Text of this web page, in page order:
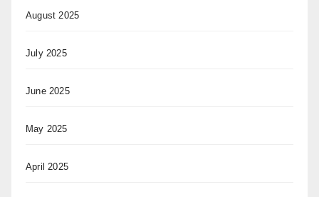
August 2025
July 2025
June 2025
May 2025
April 2025